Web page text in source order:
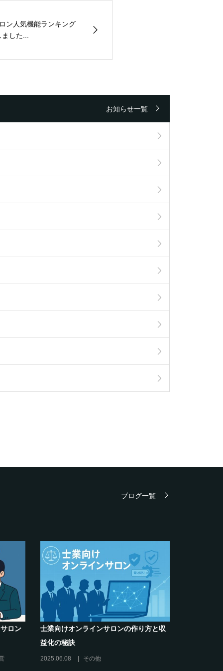
ン人気機能ランキング
した...
お知らせ一覧
ブログ一覧
】～
クリエイター系オンラインサロンの話題
席巻-”マッシュル”について調べてみた!
2024.06.25 オンラインサロンを活用する